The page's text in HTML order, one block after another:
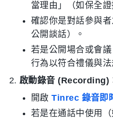
當理由」（如保全
確認你是對話參與
公開談話）。
若是公開場合或會
行為以符合禮儀與法
啟動錄音 (Recording)
開啟Tinrec 錄音即
若是在通話中使用